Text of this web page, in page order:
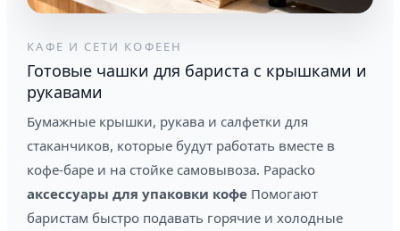
КАФЕ И СЕТИ КОФЕЕН
Готовые чашки для бариста с крышками и
рукавами
Бумажные крышки, рукава и салфетки для
стаканчиков, которые будут работать вместе в
кофе-баре и на стойке самовывоза. Papacko
аксессуары для упаковки кофе Помогают
баристам быстро подавать горячие и холодные